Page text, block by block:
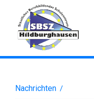
Nachrichten /